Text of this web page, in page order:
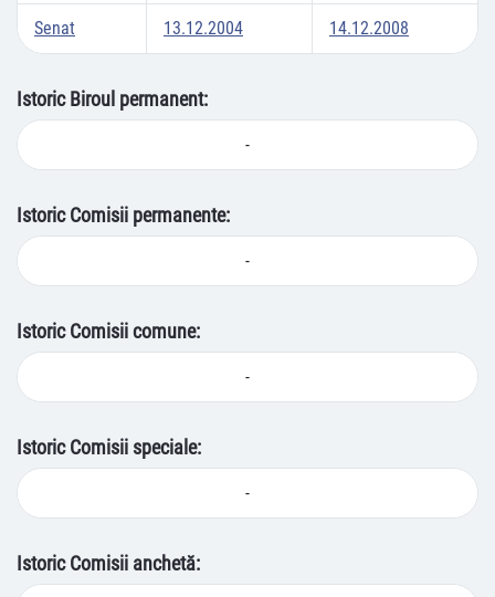
Senat 13.12.2004 14.12.2008
Istoric Biroul permanent:
-
Istoric Comisii permanente:
-
Istoric Comisii comune:
-
Istoric Comisii speciale:
-
Istoric Comisii anchetă: